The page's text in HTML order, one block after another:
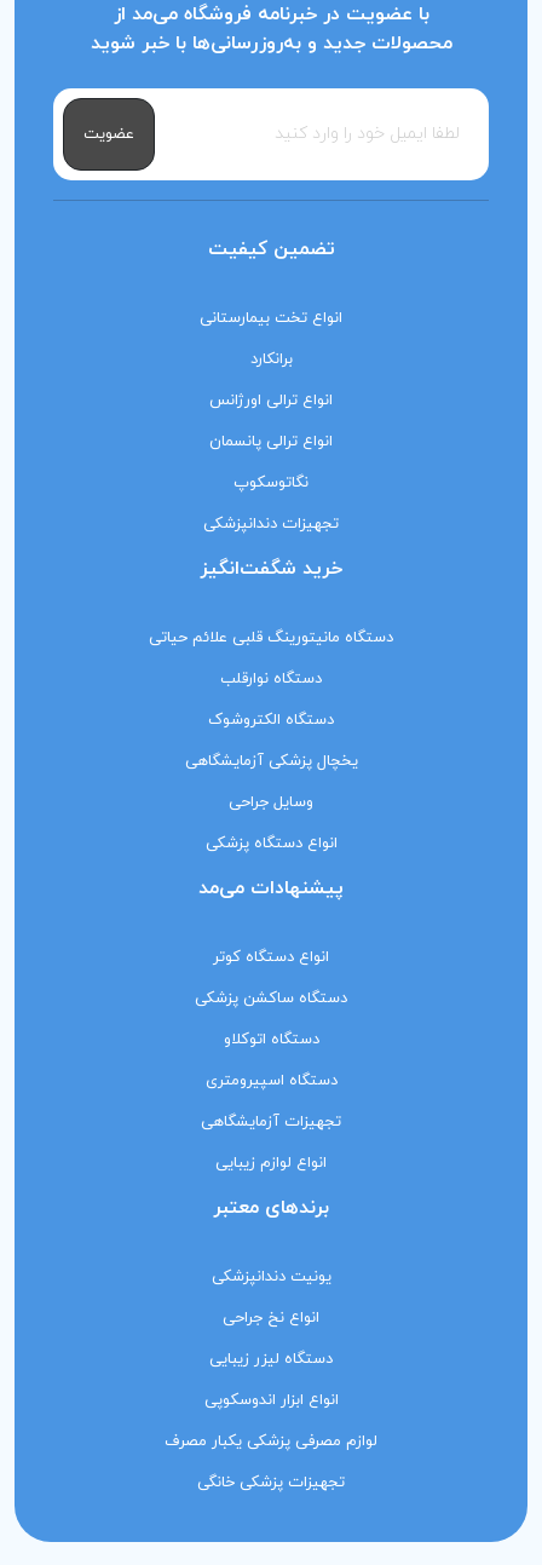
با عضویت در خبرنامه فروشگاه می‌مد از
محصولات جدید و به‌روزرسانی‌ها با خبر شوید
عضویت
تضمین کیفیت
انواع تخت بیمارستانی
برانکارد
انواع ترالی اورژانس
انواع ترالی پانسمان
نگاتوسکوپ
تجهیزات دندانپزشکی
خرید شگفت‌انگیز
دستگاه مانیتورینگ‌ قلبی علائم حیاتی
دستگاه نوارقلب
دستگاه الکتروشوک
یخچال پزشکی آزمایشگاهی
وسایل جراحی
انواع دستگاه پزشکی
پیشنهادات می‌مد
انواع دستگاه کوتر
دستگاه ساکشن پزشکی
دستگاه اتوکلاو
دستگاه اسپیرومتری
تجهیزات آزمایشگاهی
انواع لوازم زیبایی
برندهای معتبر
یونیت دندانپزشکی
انواع نخ جراحی
دستگاه لیزر زیبایی
انواع ابزار اندوسکوپی
لوازم مصرفی پزشکی یکبار مصرف
تجهیزات پزشکی خانگی